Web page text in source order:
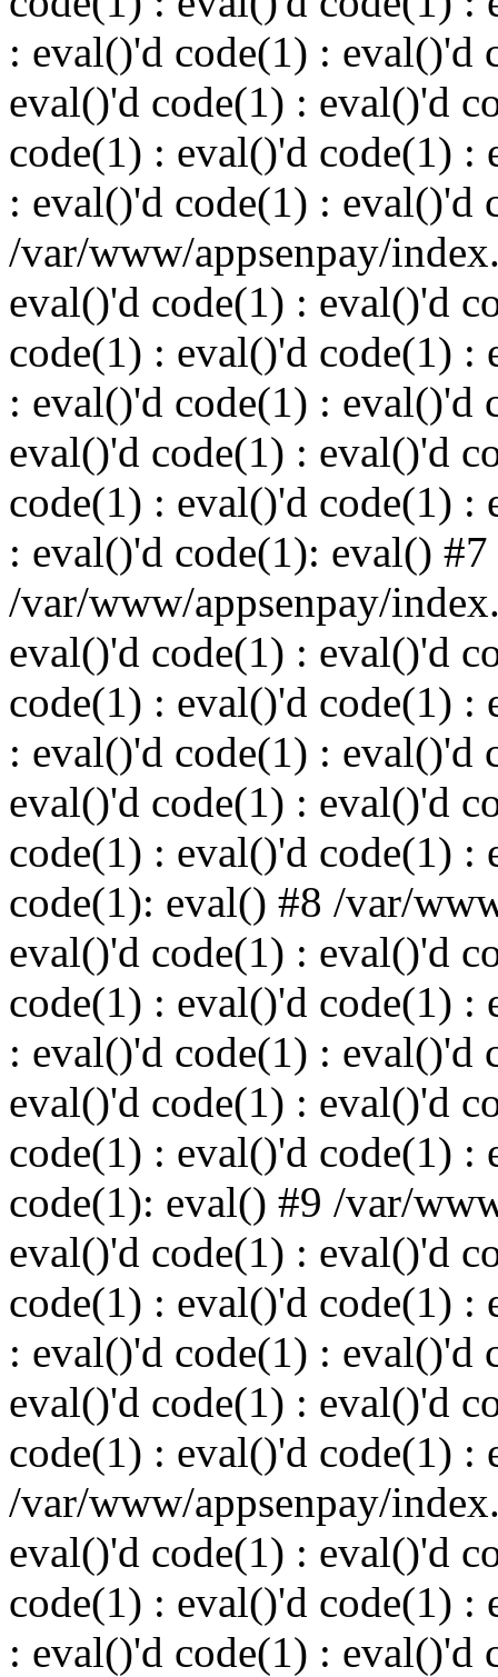
: eval()'d code(1) : eval()'d
eval()'d code(1) : eval()'d
code(1) : eval()'d code(1) :
: eval()'d code(1) : eval()'d
/var/www/appsenpay/
eval()'d code(1) : eval()'d
code(1) : eval()'d code(1) :
: eval()'d code(1) : eval()'d
eval()'d code(1) : eval()'d
code(1) : eval()'d code(1) :
: eval()'d code(1): eval() #7
/var/www/appsenpay/
eval()'d code(1) : eval()'d
code(1) : eval()'d code(1) :
: eval()'d code(1) : eval()'d
eval()'d code(1) : eval()'d
code(1) : eval()'d code(1) :
code(1): eval() #8 /var/
eval()'d code(1) : eval()'d
code(1) : eval()'d code(1) :
: eval()'d code(1) : eval()'d
eval()'d code(1) : eval()'d
code(1) : eval()'d code(1) :
code(1): eval() #9 /var/
eval()'d code(1) : eval()'d
code(1) : eval()'d code(1) :
: eval()'d code(1) : eval()'d
eval()'d code(1) : eval()'d
code(1) : eval()'d code(1) :
/var/www/appsenpay/
eval()'d code(1) : eval()'d
code(1) : eval()'d code(1) :
: eval()'d code(1) : eval()'d